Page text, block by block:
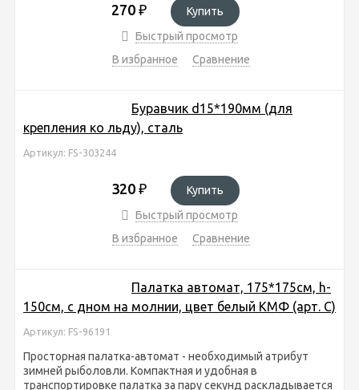
270 ₽
Купить
Быстрый просмотр
В избранное
Сравнение
Буравчик d15*190мм (для
крепления ко льду), сталь
Артикул: FS-303244
320 ₽
Купить
Быстрый просмотр
В избранное
Сравнение
Палатка автомат, 175*175см, h-
150см, с дном на молнии, цвет белый КМФ (арт. C)
Артикул: FS-96191
Просторная палатка-автомат - необходимый атрибут
зимней рыболовли. Компактная и удобная в
транспортировке палатка за пару секунд раскладывается